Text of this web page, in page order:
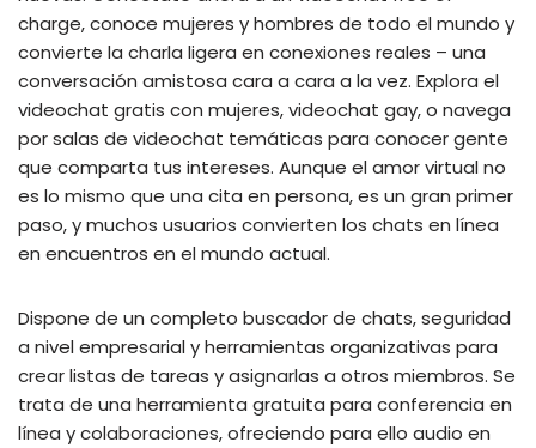
charge, conoce mujeres y hombres de todo el mundo y
convierte la charla ligera en conexiones reales – una
conversación amistosa cara a cara a la vez. Explora el
videochat gratis con mujeres, videochat gay, o navega
por salas de videochat temáticas para conocer gente
que comparta tus intereses. Aunque el amor virtual no
es lo mismo que una cita en persona, es un gran primer
paso, y muchos usuarios convierten los chats en línea
en encuentros en el mundo actual.
Dispone de un completo buscador de chats, seguridad
a nivel empresarial y herramientas organizativas para
crear listas de tareas y asignarlas a otros miembros. Se
trata de una herramienta gratuita para conferencia en
línea y colaboraciones, ofreciendo para ello audio en